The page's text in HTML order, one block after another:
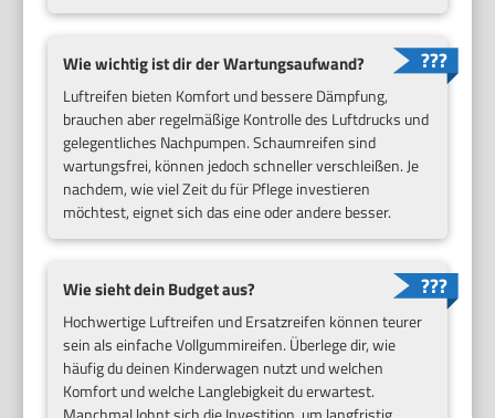
Wie wichtig ist dir der Wartungsaufwand?
Luftreifen bieten Komfort und bessere Dämpfung,
brauchen aber regelmäßige Kontrolle des Luftdrucks und
gelegentliches Nachpumpen. Schaumreifen sind
wartungsfrei, können jedoch schneller verschleißen. Je
nachdem, wie viel Zeit du für Pflege investieren
möchtest, eignet sich das eine oder andere besser.
Wie sieht dein Budget aus?
Hochwertige Luftreifen und Ersatzreifen können teurer
sein als einfache Vollgummireifen. Überlege dir, wie
häufig du deinen Kinderwagen nutzt und welchen
Komfort und welche Langlebigkeit du erwartest.